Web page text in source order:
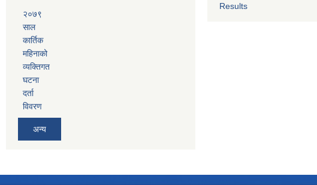
२०७९
साल
कार्तिक
महिनाको
व्यक्तिगत
घटना
दर्ता
विवरण
अन्य
Results